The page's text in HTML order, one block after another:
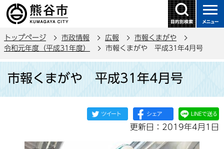
の
ー
トップページ 市政情報 広報
市報くまがや
令和元年度（平成31年度）
市報くまがや 平成31年4月号
市報くまがや 平成31年4月号
更新日：2019年4月1日